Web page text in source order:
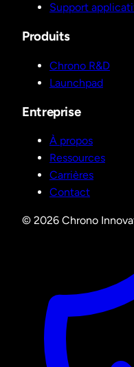
Support
Produits
Chrono R&D
Launchpad
Entreprise
À propos
Ressources
Carrières
Contact
© 2026 Chrono